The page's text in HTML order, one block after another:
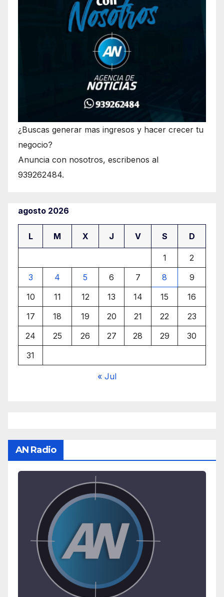
¿Buscas generar mas ingresos y hacer crecer tu
negocio?
Anuncia con nosotros, escribenos al
939262484.
agosto 2026
L M X J V S D
1
2
3
4 5 6 7 8
9
10
11 12 13 14 15
16
17
18 19 20 21 22
23
24
25 26 27 28 29
30
31
« Jul
AN Radio